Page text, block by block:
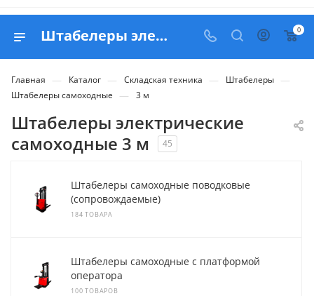
Штабелеры электрические самоходные 3 метра - купить в Белапекс 0
Главная — Каталог — Складская техника — Штабелеры —
Штабелеры самоходные — 3 м
Штабелеры электрические
самоходные 3 м
45
Штабелеры самоходные поводковые
(сопровождаемые)
184 ТОВАРА
Штабелеры самоходные с платформой
оператора
100 ТОВАРОВ